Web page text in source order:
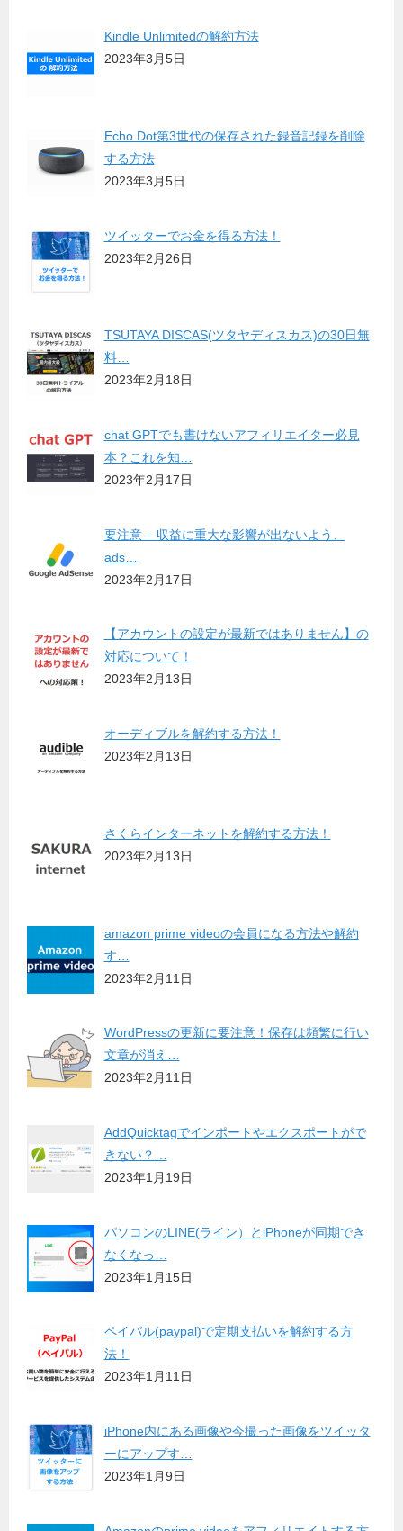
Kindle Unlimitedの解約方法
2023年3月5日
Echo Dot第3世代の保存された録音記録を削除
する方法
2023年3月5日
ツイッターでお金を得る方法！
2023年2月26日
TSUTAYA DISCAS(ツタヤディスカス)の30日無
料…
2023年2月18日
chat GPTでも書けないアフィリエイター必見
本？これを知…
2023年2月17日
要注意 – 収益に重大な影響が出ないよう、
ads…
2023年2月17日
【アカウントの設定が最新ではありません】の
対応について！
2023年2月13日
オーディブルを解約する方法！
2023年2月13日
さくらインターネットを解約する方法！
2023年2月13日
amazon prime videoの会員になる方法や解約
す…
2023年2月11日
WordPressの更新に要注意！保存は頻繁に行い
文章が消え…
2023年2月11日
AddQuicktagでインポートやエクスポートがで
きない？…
2023年1月19日
パソコンのLINE(ライン）とiPhoneが同期でき
なくなっ…
2023年1月15日
ペイパル(paypal)で定期支払いを解約する方
法！
2023年1月11日
iPhone内にある画像や今撮った画像をツイッタ
ーにアップす…
2023年1月9日